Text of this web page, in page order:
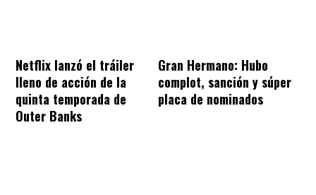
Netflix lanzó el tráiler
lleno de acción de la
quinta temporada de
Outer Banks
Gran Hermano: Hubo
complot, sanción y súper
placa de nominados